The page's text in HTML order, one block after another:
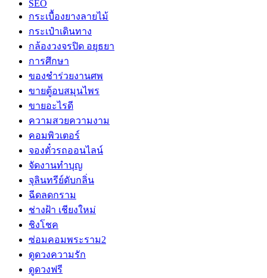
SEO
กระเบื้องยางลายไม้
กระเป๋าเดินทาง
กล้องวงจรปิด อยุธยา
การศึกษา
ของชำร่วยงานศพ
ขายตู้อบสมุนไพร
ขายอะไรดี
ความสวยความงาม
คอมพิวเตอร์
จองตั๋วรถออนไลน์
จัดงานทำบุญ
จุลินทรีย์ดับกลิ่น
ฉีดลดกราม
ช่างฝ้า เชียงใหม่
ชิงโชค
ซ่อมคอมพระราม2
ดูดวงความรัก
ดูดวงฟรี